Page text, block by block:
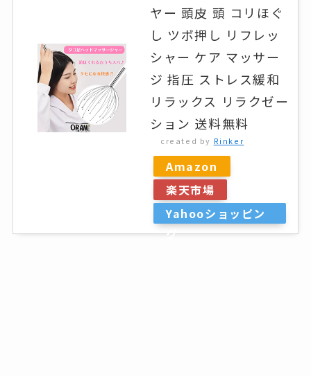
ヤー 頭皮 頭 コリほぐ
し ツボ押し リフレッ
シャー ケア マッサー
ジ 指圧 ストレス緩和
リラックス リラクゼー
ション 送料無料
created by Rinker
Amazon
楽天市場
Yahooショッピン
グ